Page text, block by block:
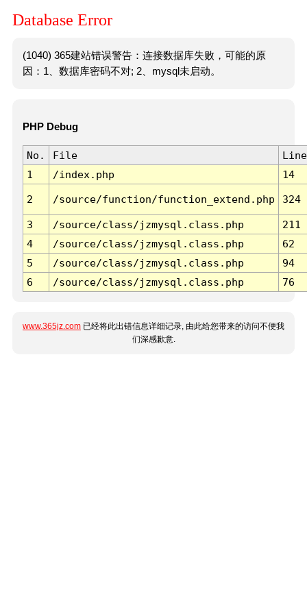
Database Error
(1040) 365建站错误警告：连接数据库失败，可能的原
因：1、数据库密码不对; 2、mysql未启动。
PHP Debug
No. File
Line
1
/index.php 14
2 /source/function/function_extend.php 324
3 /source/class/jzmysql.class.php
211
4
/source/class/jzmysql.class.php
62
5
/source/class/jzmysql.class.php
94
6
/source/class/jzmysql.class.php 76
www.365jz.com 已经将此出错信息详细记录, 由此给您带来的访问不便我
们深感歉意.